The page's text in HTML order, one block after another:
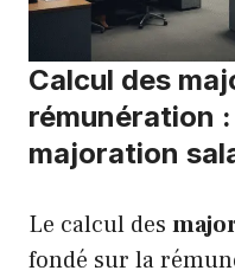
Calcul des
rémunération
majoration
Le calcul des
fondé sur la